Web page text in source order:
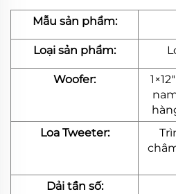
Mẫu sản phẩm:
Loại sản phẩm:
Woofer:
Loa Tweeter:
Dải tần số: